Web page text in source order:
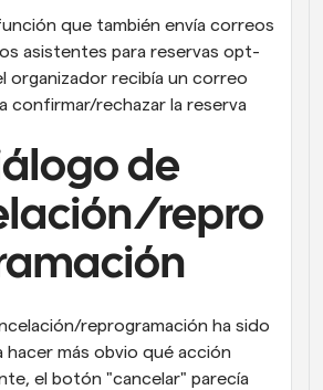
que también envía correos
asistentes para reservas opt-
organizador recibía un correo
confirmar/rechazar la reserva
de
repro
reprogramación ha sido
hacer más obvio qué acción
el botón "cancelar" parecía